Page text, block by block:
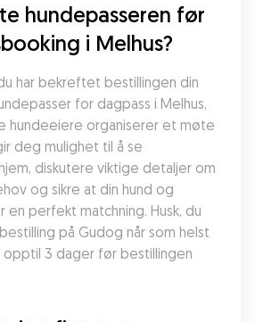
hundepasseren før
i Melhus?
har bekreftet bestillingen din
for dagpass i Melhus,
hundeeiere organiserer et møte
deg mulighet til å se
diskutere viktige detaljer om
og sikre at din hund og
en perfekt matchning. Husk, du
på Gudog når som helst
opptil 3 dager før bestillingen